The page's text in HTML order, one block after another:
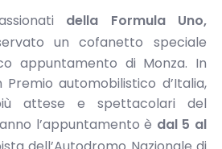
della Formula Uno,
un cofanetto speciale
appuntamento di Monza. In
automobilistico d’Italia,
attese e spettacolari del
l’appuntamento è dal 5 al